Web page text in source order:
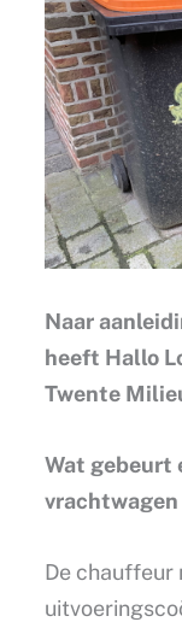
Naar
heeft Hallo
Twente
Wat gebeurt
De chauffeur